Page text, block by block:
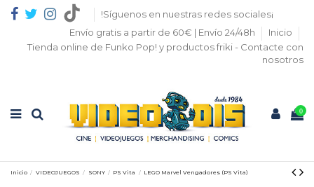
!Síguenos en nuestras redes sociales¡
Envío gratis a partir de 60€ | Envío 24/48h
Inicio
Tienda online de Funko Pop! y productos friki - Contacte con
nosotros
0
Inicio VIDEOJUEGOS SONY PS Vita LEGO Marvel Vengadores (PS Vita)